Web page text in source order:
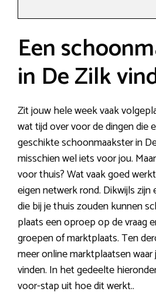
Een
in De Zilk
Zit jouw hele week vaak
wat tijd over voor de dingen die
geschikte schoonmaakster in
misschien wel iets voor jou.
voor thuis? Wat vaak goed
eigen netwerk rond. Dikwijls zijn
die bij je thuis zouden kunnen
plaats een oproep op de vraag
groepen of marktplaats. Ten
meer online marktplaatsen
vinden. In het gedeelte
voor-stap uit hoe dit werkt..